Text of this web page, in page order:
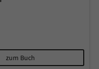
zum Buch